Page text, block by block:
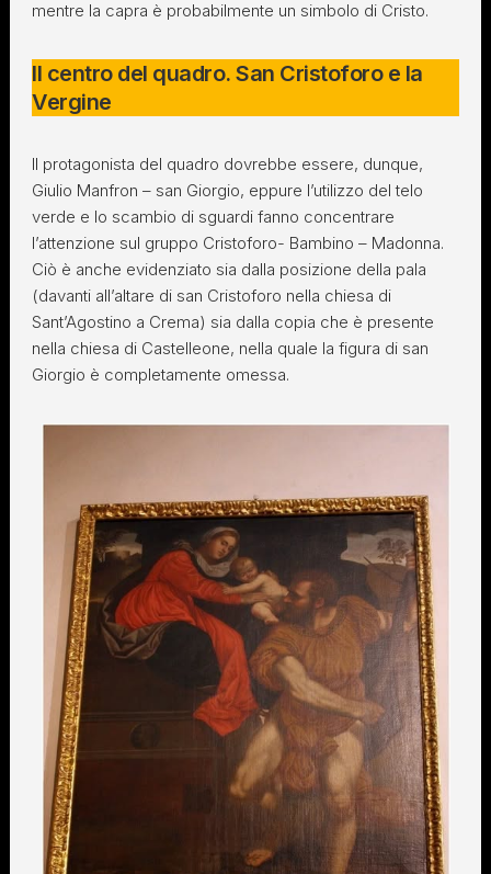
mentre la capra è probabilmente un simbolo di Cristo.
Il centro del quadro. San Cristoforo e la
Vergine
Il protagonista del quadro dovrebbe essere, dunque,
Giulio Manfron – san Giorgio, eppure l’utilizzo del telo
verde e lo scambio di sguardi fanno concentrare
l’attenzione sul gruppo Cristoforo- Bambino – Madonna.
Ciò è anche evidenziato sia dalla posizione della pala
(davanti all’altare di san Cristoforo nella chiesa di
Sant’Agostino a Crema) sia dalla copia che è presente
nella chiesa di Castelleone, nella quale la figura di san
Giorgio è completamente omessa.